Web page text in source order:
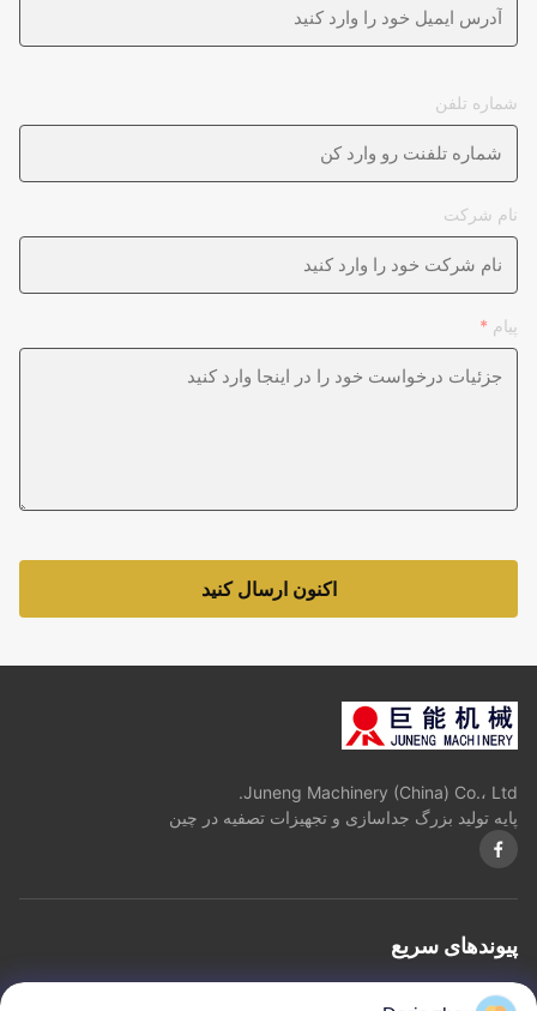
شماره تلفن
نام شرکت
پیام *
اکنون ارسال کنید
Juneng Machinery (China) Co.، Ltd.
پایه تولید بزرگ جداسازی و تجهیزات تصفیه در چین
پیوندهای سریع
خانهدرباره ما